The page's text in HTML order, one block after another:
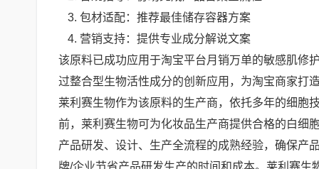
包材适配：推荐最佳储存容器方案
营销支持：提供专业成分解说文案
该原料已成功应用于淘宝平台月销万单的敏感肌修
过整合型生物活性成分的创新应用，为淘宝商家打
莱利赛生物作为该原料的生产商，依托多年的细胞
前，莱利赛生物可为化妆品生产商提供合格的白细
产品研发、设计、生产全流程的成熟经验，确保产
牌/企业节省产品研发生产的时间和成本。莱利赛